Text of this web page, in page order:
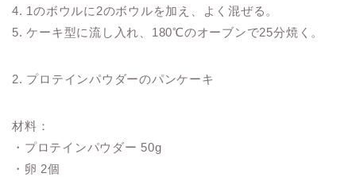
4. 1のボウルに2のボウルを加え、よく混ぜる。
5. ケーキ型に流し入れ、180℃のオーブンで25分焼く。
2. プロテインパウダーのパンケーキ
材料：
・プロテインパウダー 50g
・卵 2個